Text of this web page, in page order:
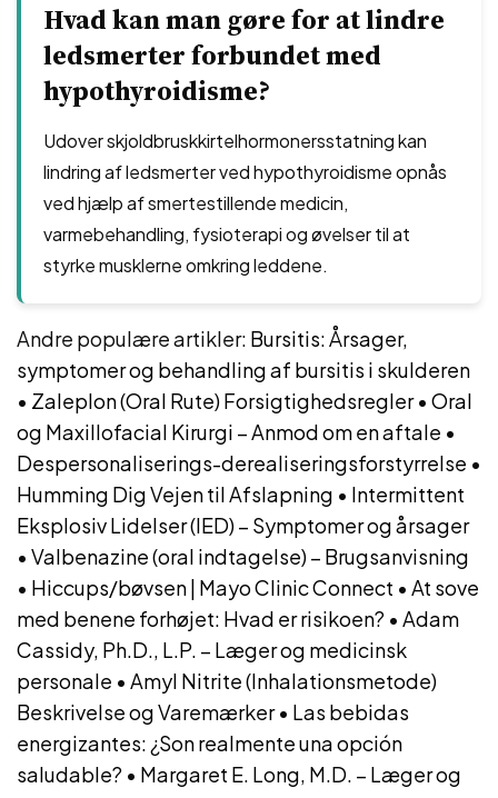
Hvad kan man gøre for at lindre
ledsmerter forbundet med
hypothyroidisme?
Udover skjoldbruskkirtelhormonersstatning kan
lindring af ledsmerter ved hypothyroidisme opnås
ved hjælp af smertestillende medicin,
varmebehandling, fysioterapi og øvelser til at
styrke musklerne omkring leddene.
Andre populære artikler: Bursitis: Årsager,
symptomer og behandling af bursitis i skulderen
• Zaleplon (Oral Rute) Forsigtighedsregler• Oral
og Maxillofacial Kirurgi – Anmod om en aftale •
Despersonaliserings-derealiseringsforstyrrelse •
Humming Dig Vejen til Afslapning • Intermittent
Eksplosiv Lidelser (IED) – Symptomer og årsager
• Valbenazine (oral indtagelse) – Brugsanvisning
• Hiccups/bøvsen | Mayo Clinic Connect • At sove
med benene forhøjet: Hvad er risikoen? • Adam
Cassidy, Ph.D., L.P. – Læger og medicinsk
personale • Amyl Nitrite (Inhalationsmetode)
Beskrivelse og Varemærker• Las bebidas
energizantes: ¿Son realmente una opción
saludable? • Margaret E. Long, M.D. – Læger og